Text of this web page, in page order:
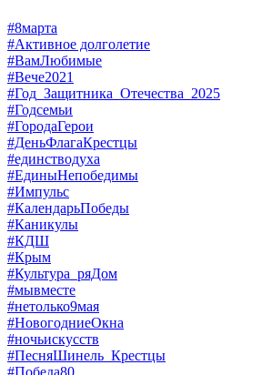
#8марта
#Активное долголетие
#ВамЛюбимые
#Вече2021
#Год_Защитника_Отечества_2025
#Годсемьи
#ГородаГерои
#ДеньФлагаКрестцы
#единстводуха
#ЕдиныНепобедимы
#Импульс
#КалендарьПобеды
#Каникулы
#КДШ
#Крым
#Культура_ряДом
#мывместе
#нетолько9мая
#НовогодниеОкна
#ночьискусств
#ПесняШинель_Крестцы
#Победа80